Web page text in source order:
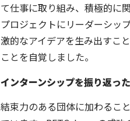
て仕事に取り組み、積極的に
プロジェクトにリーダーシッ
激的なアイデアを生み出すこ
ことを自覚しました。
インターンシップを振り返っ
結束力のある団体に加わるこ